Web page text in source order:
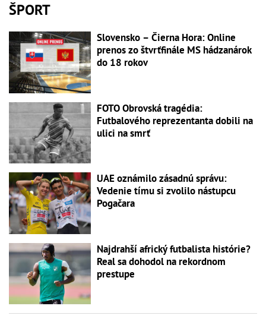
ŠPORT
Slovensko – Čierna Hora: Online
prenos zo štvrťfinále MS hádzanárok
do 18 rokov
FOTO Obrovská tragédia:
Futbalového reprezentanta dobili na
ulici na smrť
UAE oznámilo zásadnú správu:
Vedenie tímu si zvolilo nástupcu
Pogačara
Najdrahší africký futbalista histórie?
Real sa dohodol na rekordnom
prestupe